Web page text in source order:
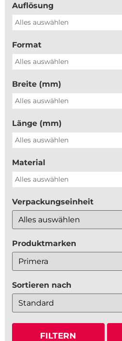
Auflösung
Alles auswählen
Format
Alles auswählen
Breite (mm)
Alles auswählen
Länge (mm)
Alles auswählen
Material
Alles auswählen
Verpackungseinheit
Produktmarken
Sortieren nach
Sort Products
FILTERN